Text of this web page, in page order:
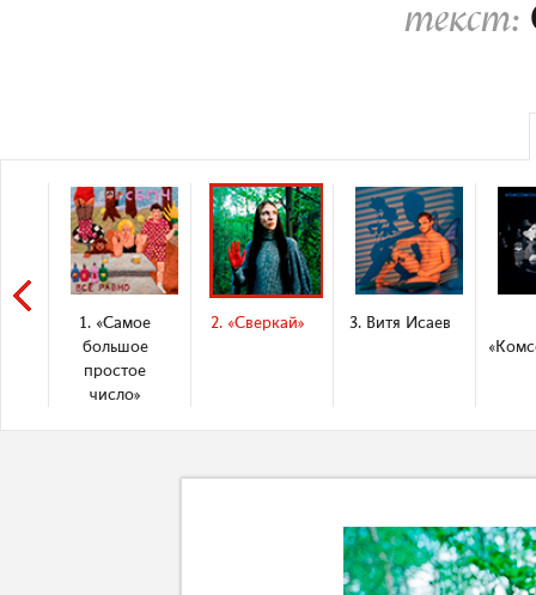
текст:
1. «Самое
большое
простое
число»
2. «Сверкай»
3. Витя Исаев